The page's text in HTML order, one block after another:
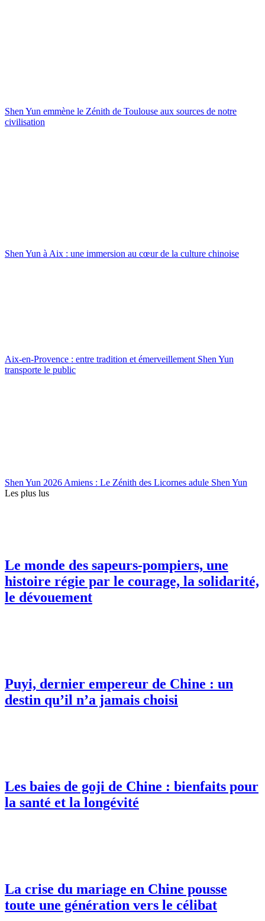
Shen Yun emmène le Zénith de Toulouse aux sources de notre
civilisation
Shen Yun à Aix : une immersion au cœur de la culture chinoise
Aix-en-Provence : entre tradition et émerveillement Shen Yun
transporte le public
Shen Yun 2026 Amiens : Le Zénith des Licornes adule Shen Yun
Les plus lus
Le monde des sapeurs-pompiers, une
histoire régie par le courage, la solidarité,
le dévouement
Puyi, dernier empereur de Chine : un
destin qu’il n’a jamais choisi
Les baies de goji de Chine : bienfaits pour
la santé et la longévité
La crise du mariage en Chine pousse
toute une génération vers le célibat